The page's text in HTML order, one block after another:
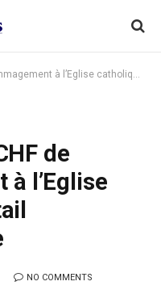
catholique – Portail catholique suisse
de
l’Eglise
NO COMMENTS